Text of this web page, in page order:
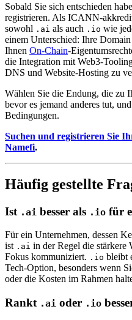
Sobald Sie sich entschieden
registrieren. Als ICANN-
sowohl .ai als auch .io wie
einem Unterschied: Ihre
Ihnen On-Chain-
die Integration mit Web3-
DNS und Website-Hosting zu
Wählen Sie die Endung, die zu
bevor es jemand anderes tut,
Bedingungen.
Suchen und registrieren Sie
Namefi.
Häufig gestellte
Ist .ai besser als .io für
Für ein Unternehmen, dessen
ist .ai in der Regel die stärkere
Fokus kommuniziert. .io bleibt
Tech-Option, besonders wenn
oder die Kosten im Rahmen
Rankt .ai oder .io